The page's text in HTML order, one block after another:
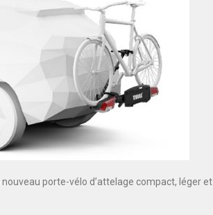
porte-vélo d’attelage compact, léger et